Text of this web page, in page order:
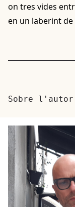
on tres vides
en un laberint
Sobre